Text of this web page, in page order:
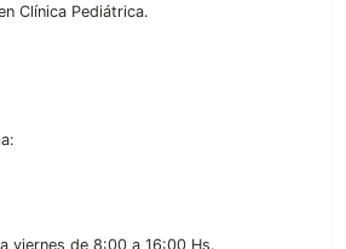
Clínica Pediátrica.
viernes de 8:00 a 16:00 Hs.